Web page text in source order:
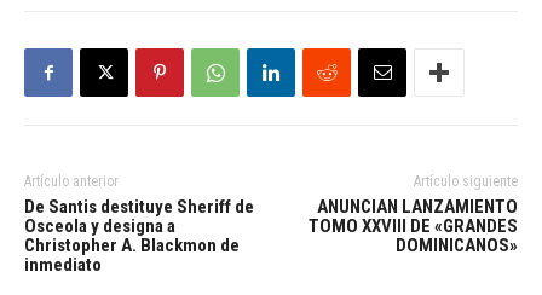
Artículo anterior
De Santis destituye Sheriff de
Osceola y designa a
Christopher A. Blackmon de
inmediato
Artículo siguiente
ANUNCIAN LANZAMIENTO
TOMO XXVIII DE «GRANDES
DOMINICANOS»